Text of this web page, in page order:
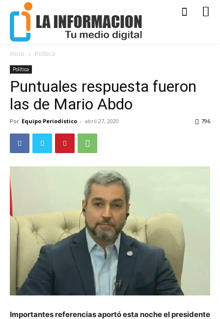
Inicio Política
Política
Puntuales respuesta fueron
las de Mario Abdo
Por Equipo Periodistico - abril 27, 2020 796
Importantes referencias aportó esta noche el presidente